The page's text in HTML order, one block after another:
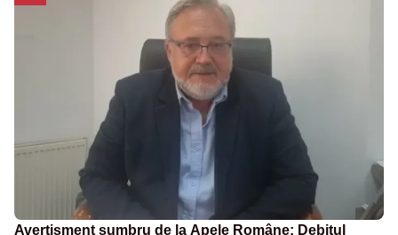
Avertisment sumbru de la Apele Române: Debitul